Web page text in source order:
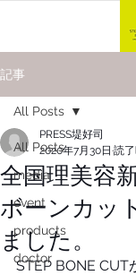
記事
All Posts
media
event
products
doctor
All Posts
全国理美容
ボーンカッ
ました。
PRESS堤好司
2020年7月30日 読
STEP BONE CUT